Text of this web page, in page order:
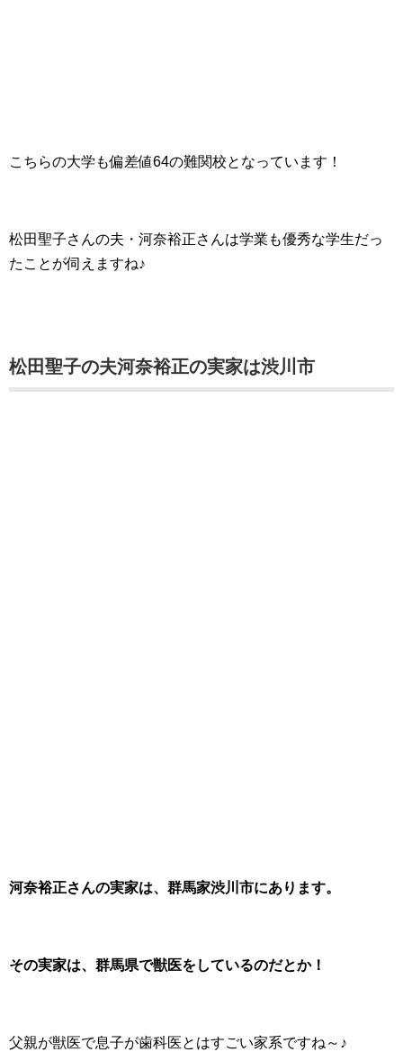
こちらの大学も偏差値64の難関校となっています！
松田聖子さんの夫・河奈裕正さんは学業も優秀な学生だっ
たことが伺えますね♪
松田聖子の夫河奈裕正の実家は渋川市
河奈裕正さんの実家は、群馬家渋川市にあります。
その実家は、群馬県で獣医をしているのだとか！
父親が獣医で息子が歯科医とはすごい家系ですね～♪